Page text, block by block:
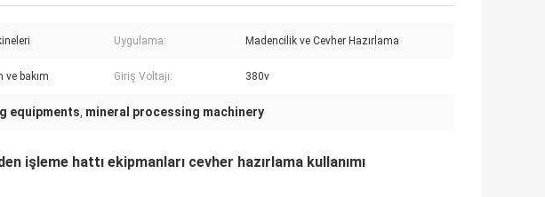
Uygulama: Madencilik ve Cevher Hazırlama
ve bakım Giriş Voltajı: 380v
equipments, mineral processing machinery
işleme hattı ekipmanları cevher hazırlama kullanımı